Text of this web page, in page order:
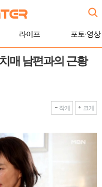
라이프 포토·영상
매 남편과의 근황
작게 크게